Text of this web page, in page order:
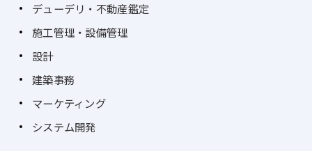
デューデリ・不動産鑑定
施工管理・設備管理
設計
建築事務
マーケティング
システム開発